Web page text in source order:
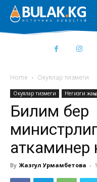
Home Окуялар тизмеги
Окуялар тизмеги Негизги
Билим берүү
By Жазгул Урмамбетова -